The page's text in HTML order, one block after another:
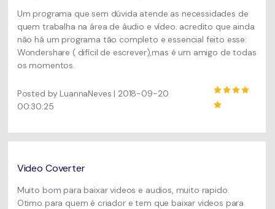
Um programa que sem dúvida atende as necessidades de
quem trabalha na área de áudio e vídeo. acredito que ainda
não há um programa tão completo e essencial feito esse:
Wondershare ( difícil de escrever),mas é um amigo de todas
os momentos.
Posted by LuannaNeves | 2018-09-20
00:30:25
Video Coverter
Muito bom para baixar videos e audios, muito rapido.
Otimo para quem é criador e tem que baixar videos para